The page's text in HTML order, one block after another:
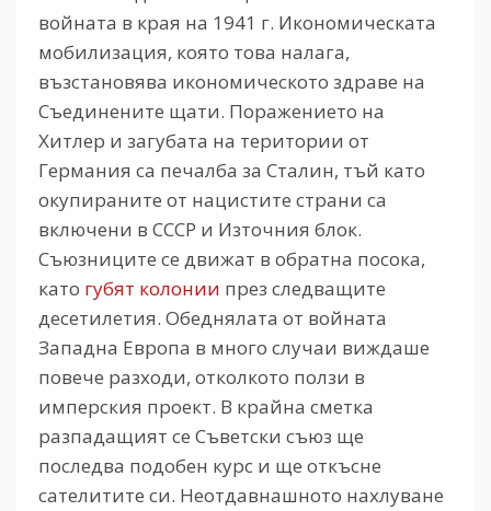
войната в края на 1941 г. Икономическата
мобилизация, която това налага,
възстановява икономическото здраве на
Съединените щати. Поражението на
Хитлер и загубата на територии от
Германия са печалба за Сталин, тъй като
окупираните от нацистите страни са
включени в СССР и Източния блок.
Съюзниците се движат в обратна посока,
като губят колонии през следващите
десетилетия. Обеднялата от войната
Западна Европа в много случаи виждаше
повече разходи, отколкото ползи в
имперския проект. В крайна сметка
разпадащият се Съветски съюз ще
последва подобен курс и ще откъсне
сателитите си. Неотдавнашното нахлуване